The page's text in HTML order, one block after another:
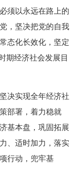
须以永远在路上的
，坚决把党的自我
态化长效化，坚定
期经济社会发展目
决实现全年经济社
部署，着力稳就
基本盘，巩固拓展
、适时加力，落实
行动，兜牢基